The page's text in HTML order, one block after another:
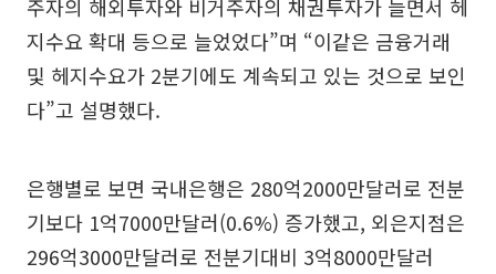
주자의 해외투자와 비거주자의 채권투자가 늘면서 헤
지수요 확대 등으로 늘었었다”며 “이같은 금융거래
및 헤지수요가 2분기에도 계속되고 있는 것으로 보인
다”고 설명했다.
은행별로 보면 국내은행은 280억2000만달러로 전분
기보다 1억7000만달러(0.6%) 증가했고, 외은지점은
296억3000만달러로 전분기대비 3억8000만달러